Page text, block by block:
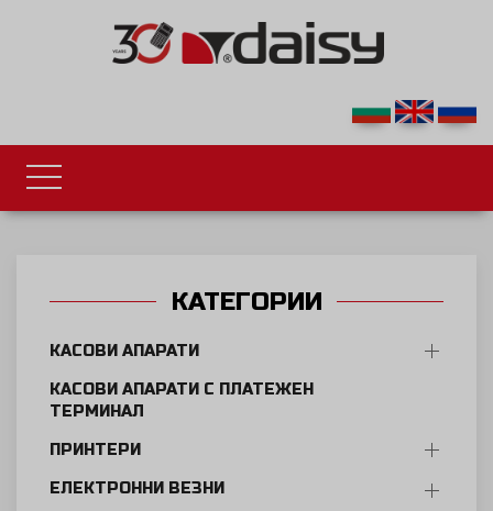
КАТЕГОРИИ
КАСОВИ АПАРАТИ
КАСОВИ АПАРАТИ С ПЛАТЕЖЕН
ТЕРМИНАЛ
ПРИНТЕРИ
ЕЛЕКТРОННИ ВЕЗНИ